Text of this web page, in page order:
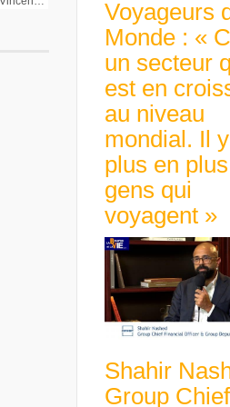
Voyageurs
Monde : «
un secteur
est en
au niveau
mondial. Il
plus en
gens qui
voyagent »
Shahir
Group Chief